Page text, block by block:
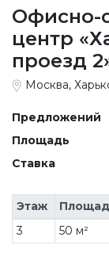
Москва,
Предложений
Площадь
Ставка
Этаж
3